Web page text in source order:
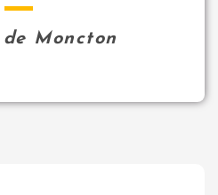
de Moncton